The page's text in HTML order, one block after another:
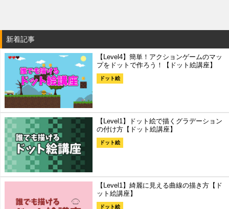
新着記事
【Level4】簡単！アクションゲームのマッ
プをドットで作ろう！【ドット絵講座】
ドット絵
【Level1】ドット絵で描くグラデーション
の付け方【ドット絵講座】
ドット絵
【Level1】綺麗に見える曲線の描き方【ド
ット絵講座】
ドット絵